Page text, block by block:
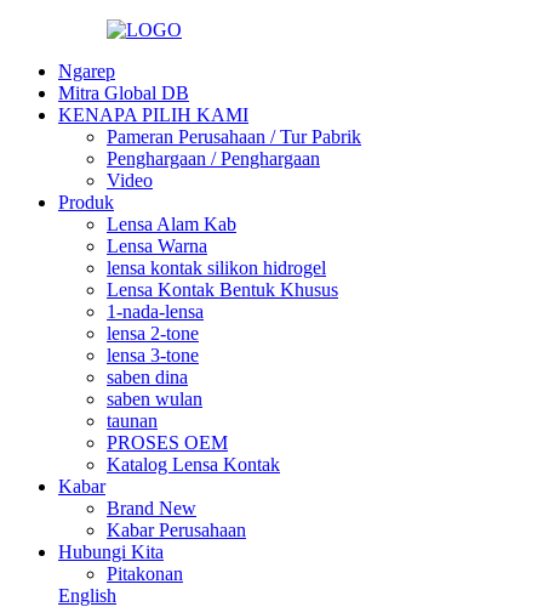
Ngarep
Mitra Global DB
KENAPA PILIH KAMI
Pameran Perusahaan / Tur Pabrik
Penghargaan / Penghargaan
Video
Produk
Lensa Alam Kab
Lensa Warna
lensa kontak silikon hidrogel
Lensa Kontak Bentuk Khusus
1-nada-lensa
lensa 2-tone
lensa 3-tone
saben dina
saben wulan
taunan
PROSES OEM
Katalog Lensa Kontak
Kabar
Brand New
Kabar Perusahaan
Hubungi Kita
Pitakonan
English